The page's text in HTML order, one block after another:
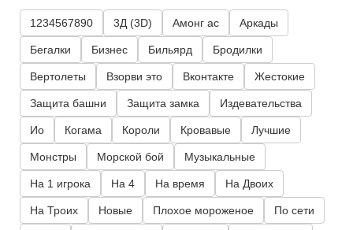
1234567890 3Д (3D) Амонг ас Аркады
Бегалки Бизнес Бильярд Бродилки
Вертолеты Взорви это Вконтакте Жестокие
Защита башни Защита замка Издевательства
Ио Когама Короли Кровавые Лучшие
Монстры Морской бой Музыкальные
На 1 игрока На 4 На время На Двоих
На Троих Новые Плохое мороженое По сети